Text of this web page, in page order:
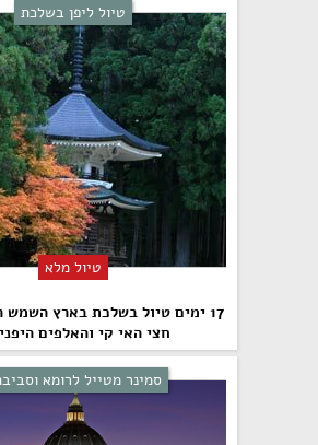
טיול ליפן בשלכת
טיול מלא
17 ימים טיול בשלכת בארץ השמש
חצי האי קי והאלפים
סמינר מטייל לרומא